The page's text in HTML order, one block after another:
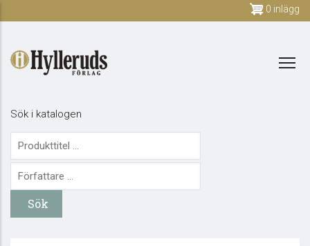
main
content
0 inlägg
Sök i katalogen